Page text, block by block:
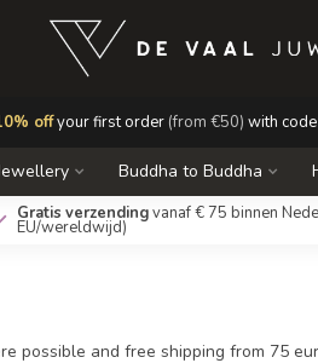
offyour first order (from €50) with code
Buddha to Buddha
Gratis verzendingvanaf € 75 binnen
EU/wereldwijd)
possible and free shipping from 75